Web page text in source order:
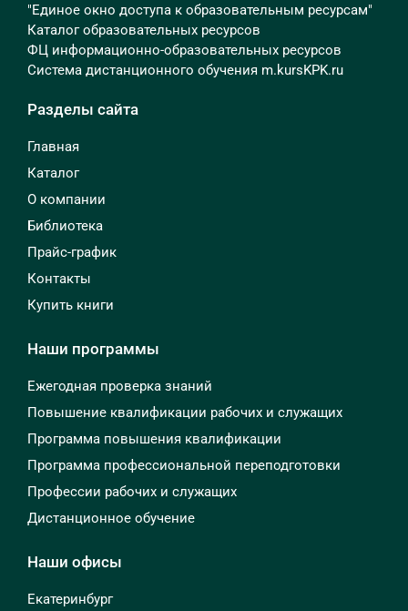
"Единое окно доступа к образовательным ресурсам"
Каталог образовательных ресурсов
ФЦ информационно-образовательных ресурсов
Система дистанционного обучения m.kursKPK.ru
Разделы сайта
Главная
Каталог
О компании
Библиотека
Прайс-график
Контакты
Купить книги
Наши программы
Ежегодная проверка знаний
Повышение квалификации рабочих и служащих
Программа повышения квалификации
Программа профессиональной переподготовки
Профессии рабочих и служащих
Дистанционное обучение
Наши офисы
Екатеринбург